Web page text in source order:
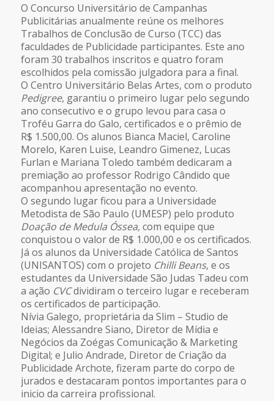
O Concurso Universitário de Campanhas
Publicitárias anualmente reúne os melhores
Trabalhos de Conclusão de Curso (TCC) das
faculdades de Publicidade participantes. Este ano
foram 30 trabalhos inscritos e quatro foram
escolhidos pela comissão julgadora para a final.
O Centro Universitário Belas Artes, com o produto
Pedigree, garantiu o primeiro lugar pelo segundo
ano consecutivo e o grupo levou para casa o
Troféu Garra do Galo, certificados e o prêmio de
R$ 1.500,00. Os alunos Bianca Maciel, Caroline
Morelo, Karen Luise, Leandro Gimenez, Lucas
Furlan e Mariana Toledo também dedicaram a
premiação ao professor Rodrigo Cândido que
acompanhou apresentação no evento.
O segundo lugar ficou para a Universidade
Metodista de São Paulo (UMESP) pelo produto
Doação de Medula Óssea,com equipe que
conquistou o valor de R$ 1.000,00 e os certificados.
Já os alunos da Universidade Católica de Santos
(UNISANTOS) com o projeto Chilli Beans, e os
estudantes da Universidade São Judas Tadeu com
a ação CVCdividiram o terceiro lugar e receberam
os certificados de participação.
Nívia Galego, proprietária da Slim – Studio de
Ideias; Alessandre Siano, Diretor de Mídia e
Negócios da Zoégas Comunicação & Marketing
Digital; e Julio Andrade, Diretor de Criação da
Publicidade Archote, fizeram parte do corpo de
jurados e destacaram pontos importantes para o
inicio da carreira profissional.